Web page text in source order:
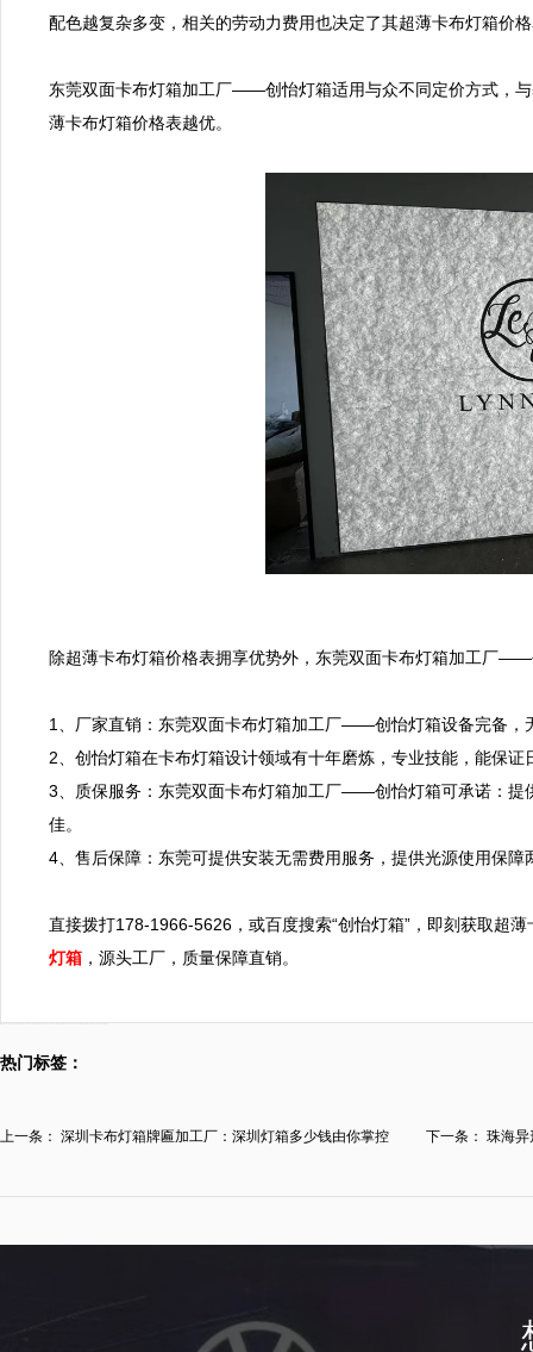
配色越复杂多变，相关的劳动力费用也决定了其超薄卡布灯箱价
东莞双面卡布灯箱加工厂——创怡灯箱适用与众不同定价方式，
薄卡布灯箱价格表越优。
除超薄卡布灯箱价格表拥享优势外，东莞双面卡布灯箱加工厂
1、厂家直销：东莞双面卡布灯箱加工厂——创怡灯箱设备完备，
2、创怡灯箱在卡布灯箱设计领域有十年磨炼，专业技能，能保证
3、质保服务：东莞双面卡布灯箱加工厂——创怡灯箱可承诺：提
佳。
4、售后保障：东莞可提供安装无需费用服务，提供光源使用保障
直接拨打178-1966-5626，或百度搜索“创怡灯箱”，即刻获取
灯箱 ，源头工厂，质量保障直销。
热门标签：
上一条： 深圳卡布灯箱牌匾加工厂：深圳灯箱多少钱由你掌控 下一条： 珠海异